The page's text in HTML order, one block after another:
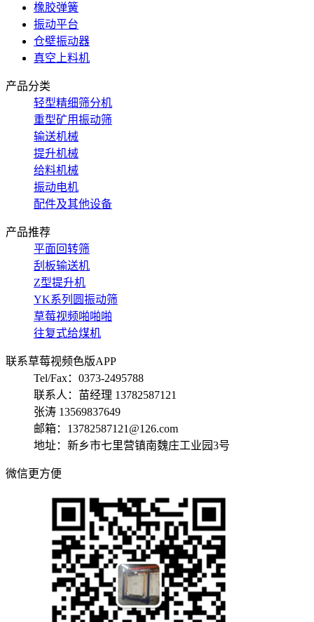
橡胶弹簧
振动平台
仓壁振动器
真空上料机
产品分类
轻型精细筛分机
重型矿用振动筛
输送机械
提升机械
给料机械
振动电机
配件及其他设备
产品推荐
平面回转筛
刮板输送机
Z型提升机
YK系列圆振动筛
草莓视频啪啪啪
往复式给煤机
联系草莓视频色版APP
Tel/Fax：0373-2495788
联系人：苗经理 13782587121
张涛 13569837649
邮箱：13782587121@126.com
地址：新乡市七里营镇南魏庄工业园3号
微信更方便